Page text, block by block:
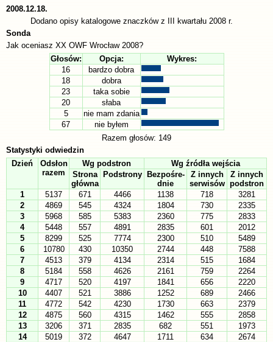
2008.12.18.
Dodano opisy katalogowe znaczków z III kwartału 2008 r.
Sonda
Jak oceniasz XX OWF Wrocław 2008?
Głosów:
Opcja:
Wykres:
16
bardzo dobra
18
dobra
23
taka sobie
20
słaba
5
nie mam zdania
67
nie byłem
Razem głosów: 149
Statystyki odwiedzin
Dzień
Odsłon
razem
Wg podstron
Wg źródła wejścia
Strona
główna
Podstrony
Bezpośre-
dnie
Z innych
serwisów
Z innych
podstron
1
5137 671 4466 1138 718
3281
2
4869 545 4324 1804 730
2335
3
5968 585 5383 2360 775
2833
4
5448 557 4891 2835 601
2012
5
8299 525 7774 2300 510
5489
6
10780 430 10350 2744 448
7588
7
4513 379 4134 2314 515
1684
8
5184 558 4626 2161 759
2264
9
4717 520 4197 1841 656
2220
10
4407 521 3886 1252 689
2466
11
4772 542 4230 1730 663
2379
12
4875 560 4315 1462 555
2858
13
3206 371 2835 682 551
1973
14
5019 372 4647 1711 634
2674